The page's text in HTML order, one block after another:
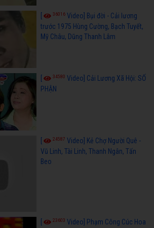
36016 Video] Bụi đời - Cải lương
trước 1975 Hùng Cường, Bạch Tuyết,
Mỹ Châu, Dũng Thanh Lâm
34580 Video] Cải Lương Xã Hội: SỐ
PHẬN
24587 Video] Kẻ Chợ Người Quê -
Vũ Linh, Tài Linh, Thanh Ngân, Tấn
Beo
23603 Video] Phạm Công Cúc Hoa